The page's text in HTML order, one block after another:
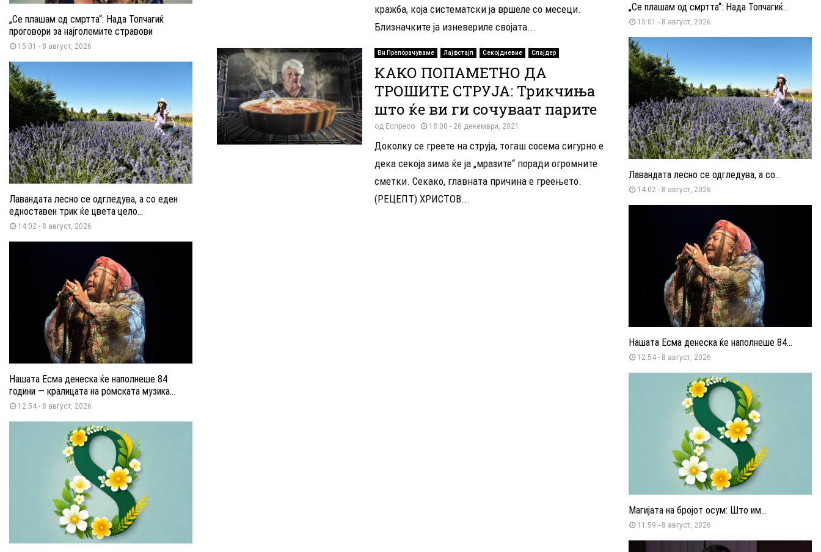
кражба, која систематски ја вршеле со месеци.
Близначките ја изневериле својата...
Ви Препорачуваме Лајфстајл Секојдневие Слајдер
КАКО ПОПАМЕТНО ДА
ТРОШИТЕ СТРУЈА: Трикчиња
што ќе ви ги сочуваат парите
од Еспресо 18:00 - 26 декември, 2021
Доколку се греете на струја, тогаш сосема сигурно е
дека секоја зима ќе ја „мразите“ поради огромните
сметки. Секако, главната причина е греењето.
(РЕЦЕПТ) ХРИСТОВ...
„Се плашам од смртта“: Нада Топчагиќ
проговори за најголемите стравови
15:01 - 8 август, 2026
Лавандата лесно се одгледува, а со еден
едноставен трик ќе цвета цело...
14:02 - 8 август, 2026
Нашата Есма денеска ќе наполнеше 84
години — кралицата на ромската музика...
12:54 - 8 август, 2026
„Се плашам од смртта“: Нада Топчагиќ...
15:01 - 8 август, 2026
Лавандата лесно се одгледува, а со...
14:02 - 8 август, 2026
Нашата Есма денеска ќе наполнеше 84...
12:54 - 8 август, 2026
Магијата на бројот осум: Што им...
11:59 - 8 август, 2026